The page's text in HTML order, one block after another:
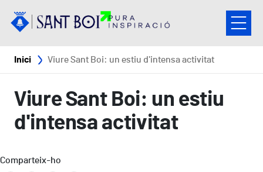
Fil d'ariadna
Inici Viure Sant Boi: un estiu d'intensa activitat
Viure Sant Boi: un estiu
d'intensa activitat
Comparteix-ho